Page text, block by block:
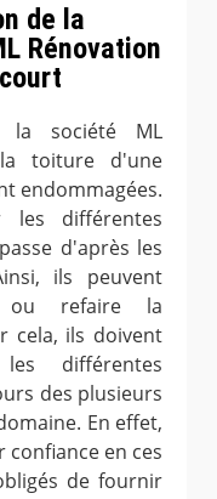
de la
Rénovation
la société ML
toiture d'une
endommagées.
différentes
d'après les
ils peuvent
ou refaire la
cela, ils doivent
différentes
des plusieurs
En effet,
en ces
de fournir